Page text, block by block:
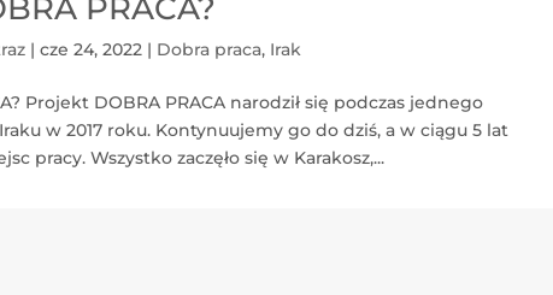
PRACA?
| cze 24, 2022| Dobra praca, Irak
Projekt DOBRA PRACA narodził się podczas jednego
w 2017 roku. Kontynuujemy go do dziś, a w ciągu 5 lat
pracy. Wszystko zaczęło się w Karakosz,...